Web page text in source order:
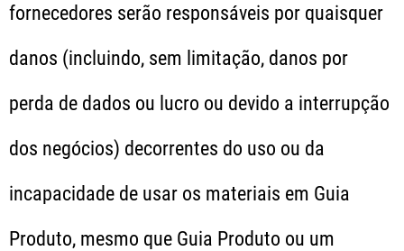
fornecedores serão responsáveis por quaisquer
danos (incluindo, sem limitação, danos por
perda de dados ou lucro ou devido a interrupção
dos negócios) decorrentes do uso ou da
incapacidade de usar os materiais em Guia
Produto, mesmo que Guia Produto ou um